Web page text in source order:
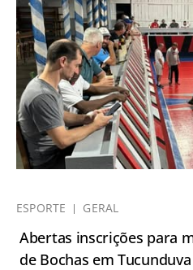
ESPORTE GERAL
Abertas inscrições para
de Bochas em Tucunduva